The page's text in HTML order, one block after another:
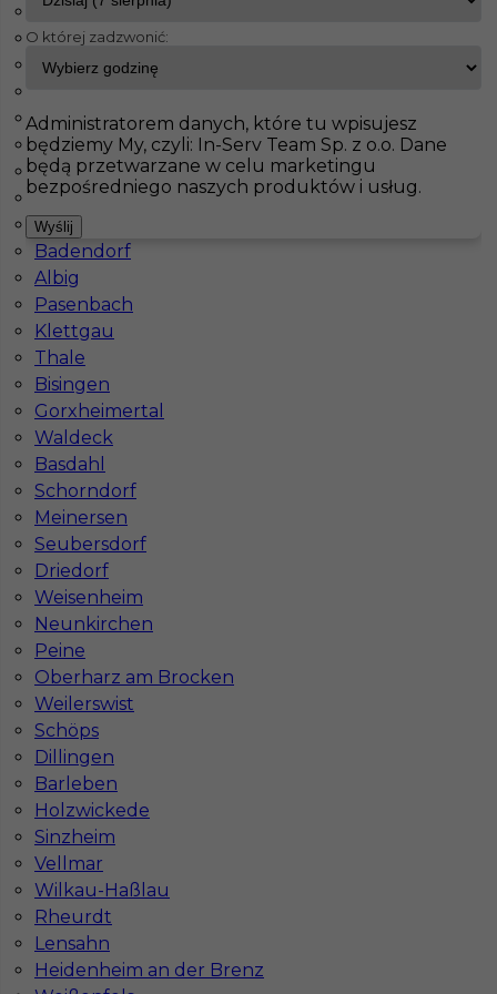
InServ Oferty pracy
Pokaż filtr
Fürstenfeldbruck
Bad Schmiedeberg
Jahnatal
Ecklak
Brieselang
Langerringen
Maintal
Haiterbach
Badendorf
Albig
Pasenbach
Klettgau
Thale
Bisingen
Gorxheimertal
Waldeck
Basdahl
Schorndorf
Meinersen
Seubersdorf
Driedorf
Weisenheim
Neunkirchen
Peine
Oberharz am Brocken
Weilerswist
Schöps
Dillingen
Barleben
Holzwickede
Sinzheim
Vellmar
Wilkau-Haßlau
Rheurdt
Lensahn
Heidenheim an der Brenz
Praca dla Tynkarza w Niemczech
Kategoria Prace budowlane
Tynkarz
Lokalizacja
Wymagane języki
Stawka 17 - 19 € / h
1
Znaleziono 1 wyników
Jak znaleźć pracę za granicą?
Czy praca Niemcy na budowie nadal się
opłaca przy obecnych kosztach życia?
O której zadzwonić:
Administratorem danych, które tu wpisujesz
będziemy My, czyli: In-Serv Team Sp. z o.o. Dane
będą przetwarzane w celu marketingu
bezpośredniego naszych produktów i usług.
Wyślij